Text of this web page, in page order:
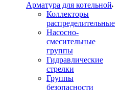
Арматура для котельной
Коллекторы
распределительные
Насосно-
смесительные
группы
Гидравлические
стрелки
Группы
безопасности